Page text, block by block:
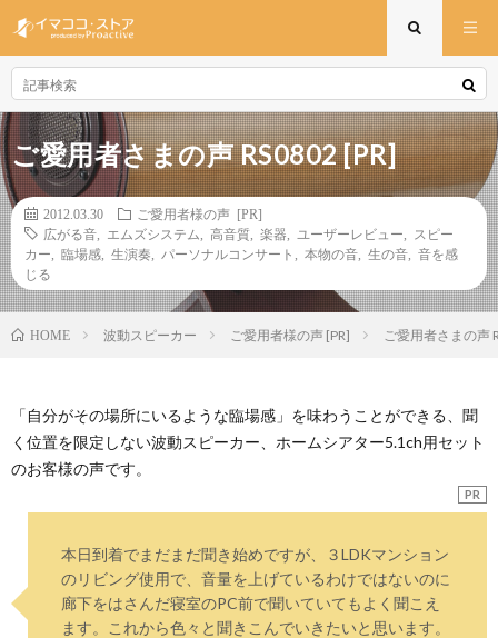
ご愛用者さまの声 RS0802 [PR]
2012.03.30
ご愛用者様の声 [PR]
広がる音
エムズシステム 高音質 楽器 ユーザーレビュー
スピー
カー
臨場感 生演奏 パーソナルコンサート 本物の音 生の音
音を感
じる
HOME 波動スピーカー ご愛用者様の声 [PR] ご愛用者さまの声
「自分がその場所にいるような臨場感」を味わうことができる、聞
く位置を限定しない波動スピーカー、ホームシアター5.1ch用セット
のお客様の声です。
PR
本日到着でまだまだ聞き始めですが、３LDKマンション
のリビング使用で、音量を上げているわけではないのに
廊下をはさんだ寝室のPC前で聞いていてもよく聞こえ
ます。これから色々と聞きこんでいきたいと思います。